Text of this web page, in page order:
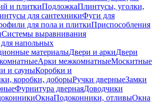
и плиткиПодложкаПлинтусы, уголки,
для сантехникиФуги для
для пола и плиткиПриспособления
Системы выравнивания
напольных
материалыДвери и аркиДвери
Арки межкомнатныеМоскитные
и сауныКоробки и
коробки, доборыРучки дверныеЗамки
Фурнитура двернаяДоводчики
ОкнаПодоконники, отливыОкна